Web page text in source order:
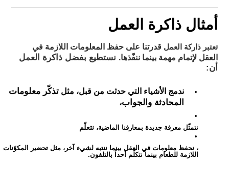
أمثال ذاكرة العمل
تعتبر ذاركة العملقدرتنا على حفظ المعلومات اللازمة في
العقل لإتمام مهمة بينما ننفّذها. نستطيع بفضل ذاكرة العمل
أن:
ندمج الأشياء التي حدثت من قبل، مثل تذكّر معلومات
المحادثة والجواب،
نتمثّل معرفة جديدة بمعارفنا الماضية، نتعلّم
، نحفظ معلومات في العقل بينما ننتبه لشيء آخر، مثل تحضير المكوّنات
اللازمة للطعام بينما نتكلّم أحداً بالتلفون.